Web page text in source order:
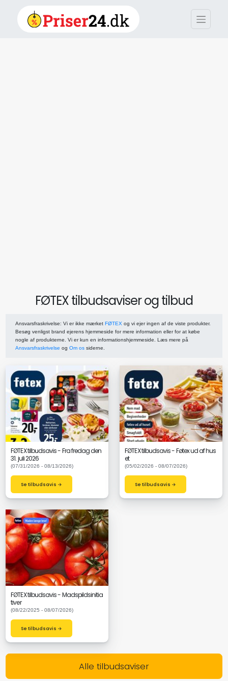
FØTEX tilbudsaviser og tilbud
Ansvarsfraskrivelse: Vi er ikke mærket FØTEX og vi ejer ingen af de viste produkter.
Besøg venligst brand ejerens hjemmeside for mere information eller for at købe
nogle af produkterne. Vi er kun en informationshjemmeside. Læs mere på
Ansvarsfraskrivelse og Om os siderne.
FØTEX tilbudsavis - Fra fredag den
31. juli 2026
(07/31/2026 - 08/13/2026)
Se tilbudsavis →
FØTEX tilbudsavis - Føtex ud af hus
et
(05/02/2026 - 08/07/2026)
Se tilbudsavis →
FØTEX tilbudsavis - Madspildsinitia
tiver
(08/22/2025 - 08/07/2026)
Se tilbudsavis →
Alle tilbudsaviser